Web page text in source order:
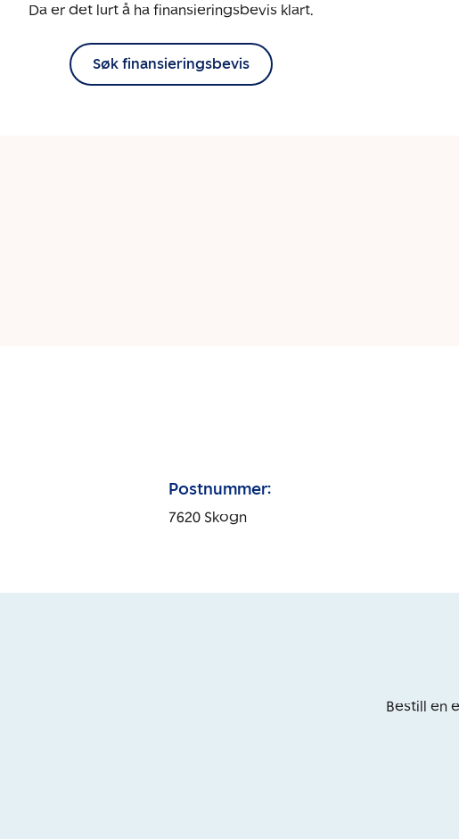
Da er det lurt å ha finansieringsbevis klart.
Søk finansieringsbevis
Postnummer:
7620 Skogn
Bestill en